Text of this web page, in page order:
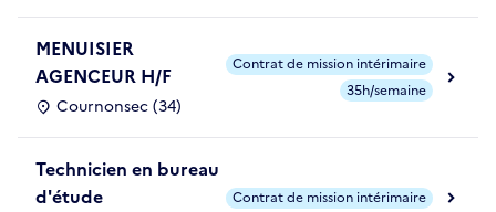
MENUISIER
AGENCEUR H/F
Cournonsec (34)
Contrat de mission intérimaire
35h/semaine
Technicien en bureau
d'étude
Contrat de mission intérimaire